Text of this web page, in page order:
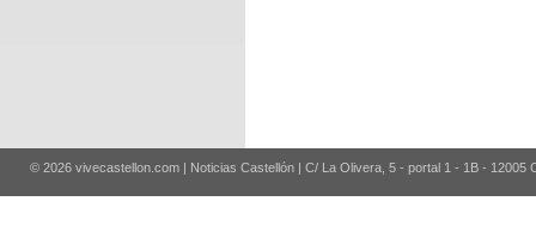
© 2026 vivecastellon.com | Noticias Castellón | C/ La Olivera, 5 - portal 1 - 1B - 12005